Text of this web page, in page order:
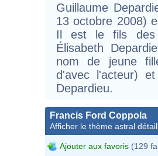
Guillaume
13 octobre 2008)
Il est le fils des
Élisabeth
nom de jeune
d'avec l'acteur)
Depardieu.
Francis Ford Coppola
Afficher le thème astral
Ajouter aux favoris (129